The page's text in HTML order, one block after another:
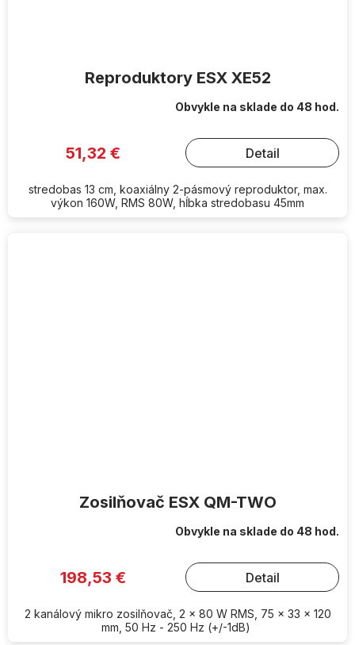
Reproduktory ESX XE52
Obvykle na sklade do 48 hod.
51,32 € Detail
stredobas 13 cm, koaxiálny 2-pásmový reproduktor, max.
výkon 160W, RMS 80W, hĺbka stredobasu 45mm
Zosilňovač ESX QM-TWO
Obvykle na sklade do 48 hod.
198,53 € Detail
2 kanálový mikro zosilňovač, 2 x 80 W RMS, 75 x 33 x 120
mm, 50 Hz - 250 Hz (+/-1dB)